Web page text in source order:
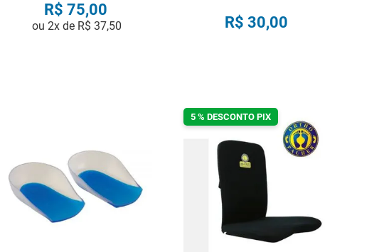
R$ 75,00
ou2x de R$ 37,50 R$ 30,00
5 % DESCONTO PIX